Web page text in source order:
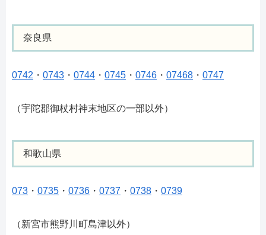
奈良県
0742 ・ 0743 ・ 0744 ・ 0745 ・ 0746 ・ 07468 ・ 0747
（宇陀郡御杖村神末地区の一部以外）
和歌山県
073 ・ 0735 ・ 0736 ・ 0737 ・ 0738 ・ 0739
（新宮市熊野川町島津以外）